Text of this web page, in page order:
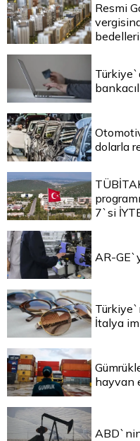
Resmi
dolarla
7`si
AR-
İtalya
hayvan